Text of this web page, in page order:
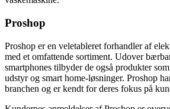
Proshop
Proshop er en veletableret forhandler af
med et omfattende sortiment. Udover
smartphones tilbyder de også produkter
udstyr og smart home-løsninger. Proshop
branchen og er kendt for deres fokus på